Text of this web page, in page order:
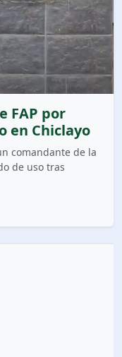
FAP por
en Chiclayo
comandante de la
de uso tras